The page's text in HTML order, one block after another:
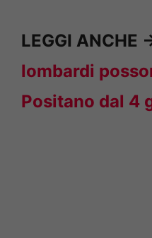
LEGGI ANCHE -
lombardi
Positano dal 4